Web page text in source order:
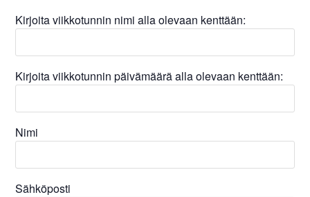
Kirjoita viikkotunnin nimi alla olevaan kenttään:
Kirjoita viikkotunnin päivämäärä alla olevaan kenttään:
Nimi
Sähköposti